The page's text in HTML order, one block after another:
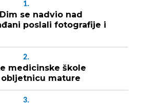
1.
se nadvio nad
poslali fotografije i
2.
medicinske škole
mature
3.